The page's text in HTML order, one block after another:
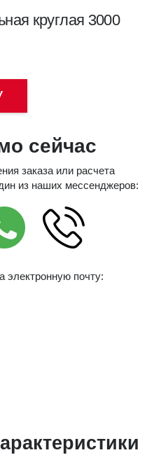
круглая 3000
сейчас
заказа или расчета
из наших мессенджеров:
электронную почту: